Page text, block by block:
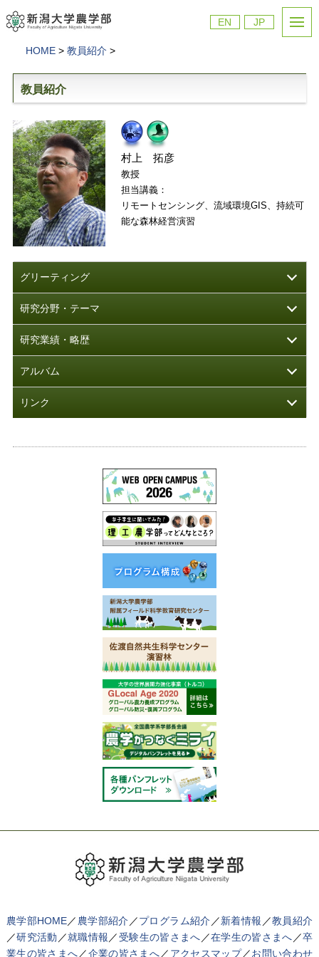
EN JP
HOME> 教員紹介 >
教員紹介
流域環境学プログラム
村上 拓彦
教授
担当講義：
リモートセンシング、流域環境GIS、持続可
能な森林経営演習
グリーティング
研究分野・テーマ
研究業績・略歴
アルバム
リンク
農学部HOME／ 農学部紹介 ／プログラム紹介 ／新着情報 ／教員紹介
／研究活動 ／就職情報 ／受験生の皆さまへ ／在学生の皆さまへ ／卒
業生の皆さまへ／企業の皆さまへ／ アクセスマップ／お問い合わせ